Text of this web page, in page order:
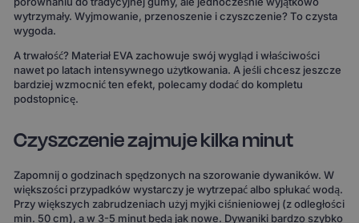
wytrzymały. Wyjmowanie, przenoszenie i czyszczenie? To czysta
wygoda.
A trwałość? Materiał EVA zachowuje swój wygląd i właściwości
nawet po latach intensywnego użytkowania. A jeśli chcesz jeszcze
bardziej wzmocnić ten efekt, polecamy dodać do kompletu
podstopnicę.
Czyszczenie zajmuje kilka minut
Zapomnij o godzinach spędzonych na szorowanie dywaników. W
większości przypadków wystarczy je wytrzepać albo spłukać wodą.
Przy większych zabrudzeniach użyj myjki ciśnieniowej (z odległości
min. 50 cm), a w 3-5 minut będą jak nowe. Dywaniki bardzo szybko